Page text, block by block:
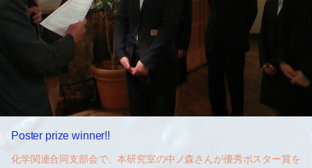
Poster prize winner!!
化学関連合同支部会で、本研究室の中ノ森さんが優秀ポスター賞を